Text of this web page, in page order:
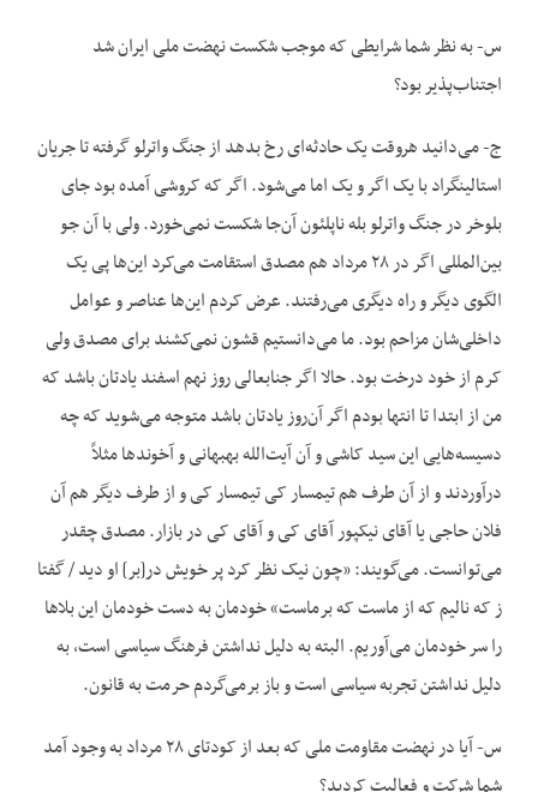
س- به نظر شما شرایطی که موجب شکست نهضت ملی ایران شد
اجتناب‌پذیر بود؟
ج- می‌دانید هروقت یک حادثه‌ای رخ بدهد از جنگ واترلو گرفته تا جریان
استالینگراد با یک اگر و یک اما می‌شود. اگر که کروشی آمده بود جای
بلوخر در جنگ واترلو بله ناپلئون آن‌جا شکست نمی‌خورد. ولی با آن جو
بین‌المللی اگر در ۲۸ مرداد هم مصدق استقامت می‌کرد این‌ها پی یک
الگوی دیگر و راه دیگری می‌رفتند. عرض کردم این‌ها عناصر و عوامل
داخلی‌شان مزاحم بود. ما می‌دانستیم قشون نمی‌کشند برای مصدق ولی
کرم از خود درخت بود. حالا اگر جنابعالی روز نهم اسفند یادتان باشد که
من از ابتدا تا انتها بودم اگر آن‌روز یادتان باشد متوجه می‌شوید که چه
دسیسه‌هایی این سید کاشی و آن آیت‌الله بهبهانی و آخوندها مثلاً
درآوردند و از آن طرف هم تیمسار کی تیمسار کی و از طرف دیگر هم آن
فلان حاجی یا آقای نیکپور آقای کی و آقای کی در بازار. مصدق چقدر
می‌توانست. می‌گویند: «چون نیک نظر کرد پر خویش در[بر] او دید / گفتا
ز که نالیم که از ماست که برماست» خودمان به دست خودمان این بلاها
را سر خودمان می‌آوریم. البته به دلیل نداشتن فرهنگ سیاسی است، به
دلیل نداشتن تجربه سیاسی است و باز برمی‌گردم حرمت به قانون.
س- آیا در نهضت مقاومت ملی که بعد از کودتای ۲۸ مرداد به وجود آمد
شما شرکت و فعالیت کردید؟